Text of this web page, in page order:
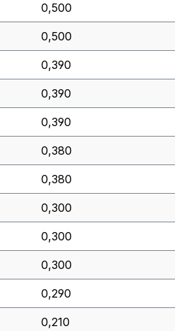
0,500
0,500
0,390
0,390
0,390
0,380
0,380
0,300
0,300
0,300
0,290
0,210